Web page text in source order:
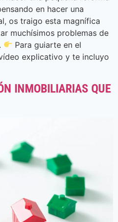
en hacer una
os traigo esta magnífica
muchísimos problemas de
Para guiarte en el
explicativo y te incluyo
INMOBILIARIAS QUE